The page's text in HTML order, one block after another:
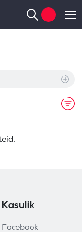
Kasulik
Facebook